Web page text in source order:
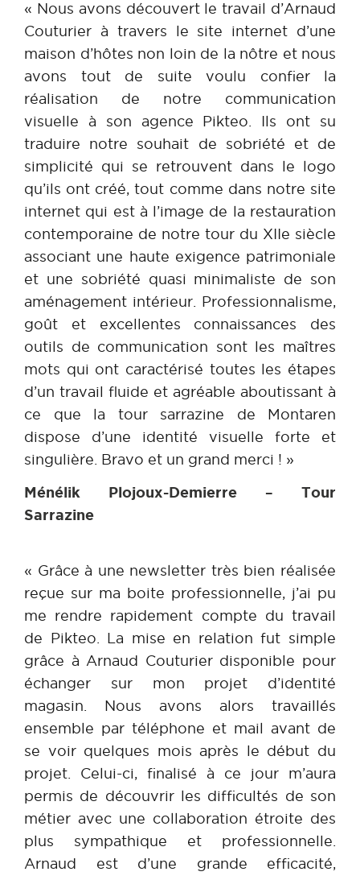
« Nous avons découvert le travail d’Arnaud
Couturier à travers le site internet d’une
maison d’hôtes non loin de la nôtre et nous
avons tout de suite voulu confier la
réalisation de notre communication
visuelle à son agence Pikteo. Ils ont su
traduire notre souhait de sobriété et de
simplicité qui se retrouvent dans le logo
qu’ils ont créé, tout comme dans notre site
internet qui est à l’image de la restauration
contemporaine de notre tour du XIIe siècle
associant une haute exigence patrimoniale
et une sobriété quasi minimaliste de son
aménagement intérieur. Professionnalisme,
goût et excellentes connaissances des
outils de communication sont les maîtres
mots qui ont caractérisé toutes les étapes
d’un travail fluide et agréable aboutissant à
ce que la tour sarrazine de Montaren
dispose d’une identité visuelle forte et
singulière. Bravo et un grand merci ! »
Ménélik Plojoux-Demierre – Tour
Sarrazine
« Grâce à une newsletter très bien réalisée
reçue sur ma boite professionnelle, j’ai pu
me rendre rapidement compte du travail
de Pikteo. La mise en relation fut simple
grâce à Arnaud Couturier disponible pour
échanger sur mon projet d’identité
magasin. Nous avons alors travaillés
ensemble par téléphone et mail avant de
se voir quelques mois après le début du
projet. Celui-ci, finalisé à ce jour m’aura
permis de découvrir les difficultés de son
métier avec une collaboration étroite des
plus sympathique et professionnelle.
Arnaud est d’une grande efficacité,